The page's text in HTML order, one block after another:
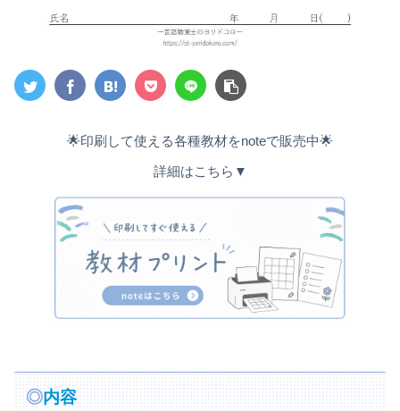
🌟印刷して使える各種教材をnoteで販売中🌟
詳細はこちら▼
◎内容